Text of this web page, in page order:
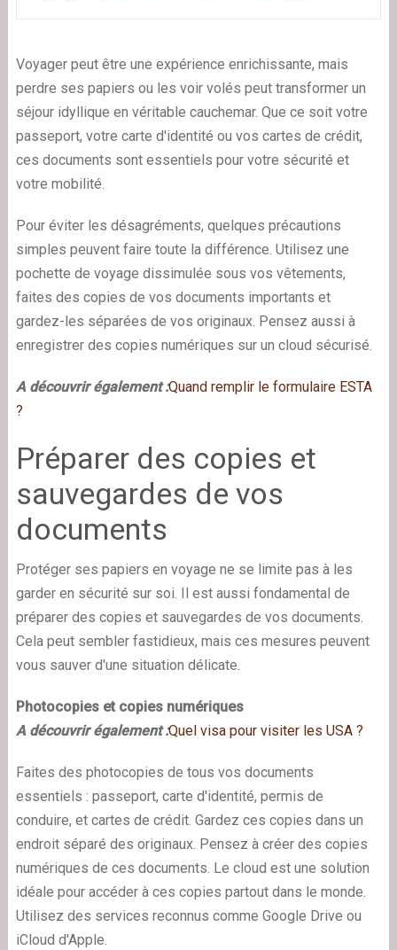
Voyager peut être une expérience enrichissante, mais
perdre ses papiers ou les voir volés peut transformer un
séjour idyllique en véritable cauchemar. Que ce soit votre
passeport, votre carte d'identité ou vos cartes de crédit,
ces documents sont essentiels pour votre sécurité et
votre mobilité.
Pour éviter les désagréments, quelques précautions
simples peuvent faire toute la différence. Utilisez une
pochette de voyage dissimulée sous vos vêtements,
faites des copies de vos documents importants et
gardez-les séparées de vos originaux. Pensez aussi à
enregistrer des copies numériques sur un cloud sécurisé.
A découvrir également :Quand remplir le formulaire ESTA
?
Préparer des copies et
sauvegardes de vos
documents
Protéger ses papiers en voyage ne se limite pas à les
garder en sécurité sur soi. Il est aussi fondamental de
préparer des copies et sauvegardes de vos documents.
Cela peut sembler fastidieux, mais ces mesures peuvent
vous sauver d'une situation délicate.
Photocopies et copies numériques
A découvrir également :Quel visa pour visiter les USA ?
Faites des photocopies de tous vos documents
essentiels : passeport, carte d'identité, permis de
conduire, et cartes de crédit. Gardez ces copies dans un
endroit séparé des originaux. Pensez à créer des copies
numériques de ces documents. Le cloud est une solution
idéale pour accéder à ces copies partout dans le monde.
Utilisez des services reconnus comme Google Drive ou
iCloud d'Apple.